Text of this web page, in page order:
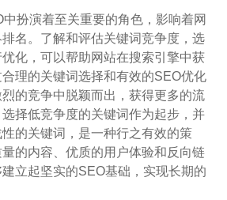
扮演着至关重要的角色，影响着网
名。了解和评估关键词竞争度，选
化，可以帮助网站在搜索引擎中获
理的关键词选择和有效的SEO优化
的竞争中脱颖而出，获得更多的流
择低竞争度的关键词作为起步，并
的关键词，是一种行之有效的策
的内容、优质的用户体验和反向链
立起坚实的SEO基础，实现长期的